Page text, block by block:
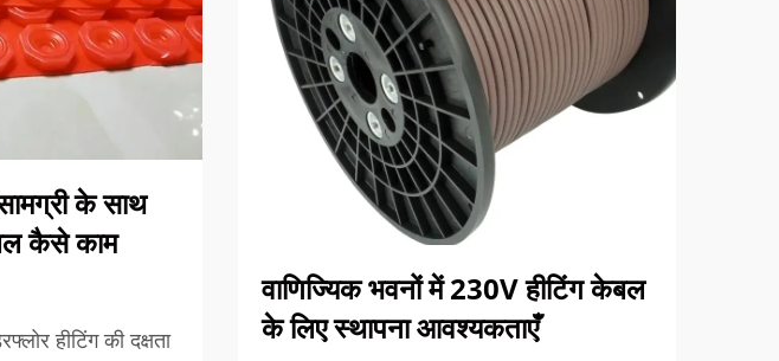
के साथ
कैसे काम
हीटिंग की दक्षता
वाणिज्यिक भवनों में 230V हीटिंग केबल
के लिए स्थापना आवश्यकताएँ